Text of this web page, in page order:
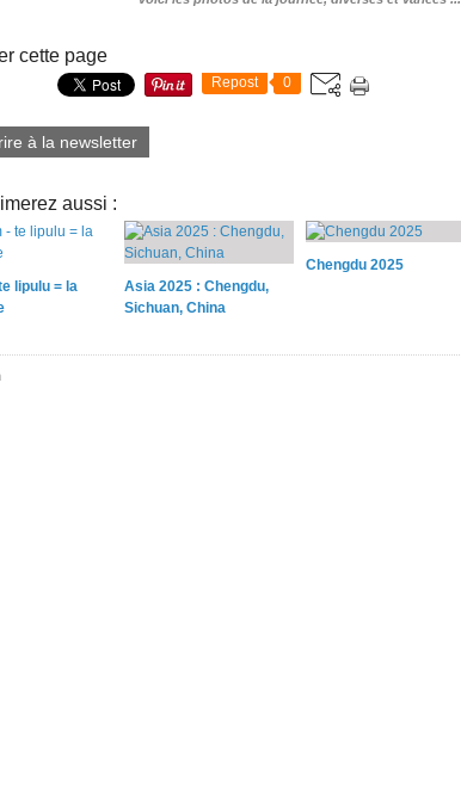
cette page
Repost 0
à la newsletter
aussi :
lipulu = la
Asia 2025 : Chengdu,
Sichuan, China
Chengdu 2025